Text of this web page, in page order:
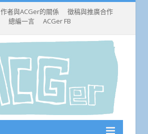
作者與ACGer的關係
徵稿與推廣合作
總編一言
ACGer FB